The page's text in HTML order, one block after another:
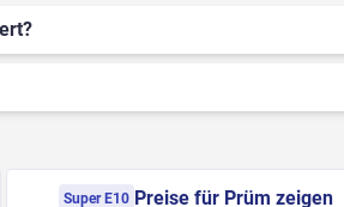
Super E10 Preise für Prüm zeigen